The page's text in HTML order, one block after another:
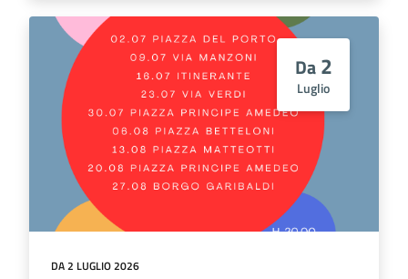
Da2
Luglio
DA 2 LUGLIO 2026